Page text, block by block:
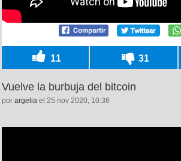
11 31
Vuelve la burbuja del bitcoin
por argelia el 25 nov 2020, 10:36